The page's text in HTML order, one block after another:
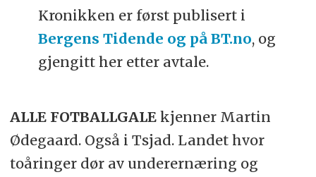
Kronikken er først publisert i
Bergens Tidende og på BT.no, og
gjengitt her etter avtale.
ALLE FOTBALLGALEkjenner Martin
Ødegaard. Også i Tsjad. Landet hvor
toåringer dør av underernæring og